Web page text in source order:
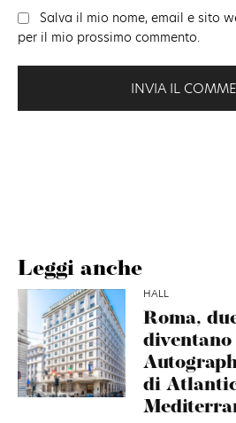
Leggi anche
HALL
Roma,
di
Salva il mio nome, email e sito
per il mio prossimo commento.